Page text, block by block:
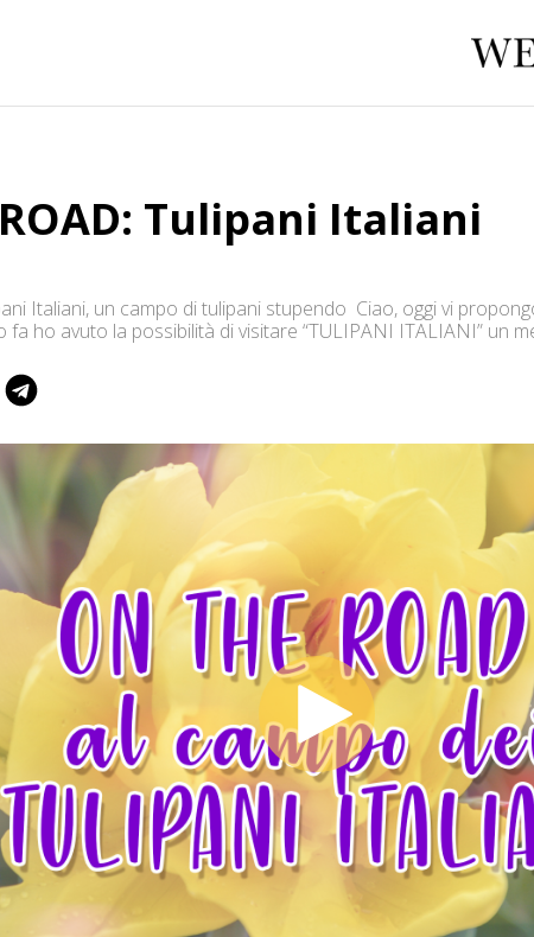
ROAD: Tulipani Italiani
Italiani, un campo di tulipani stupendo Ciao, oggi vi
fa ho avuto la possibilità di visitare “TULIPANI ITALIANI” un